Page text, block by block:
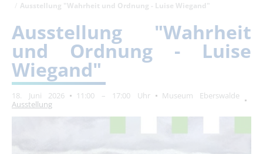
Ausstellung "Wahrheit und Ordnung - Luise Wiegand"
Ausstellung "Wahrheit
und Ordnung - Luise
Wiegand"
18. Juni 2026 11:00 – 17:00 Uhr
Museum Eberswalde
Ausstellung